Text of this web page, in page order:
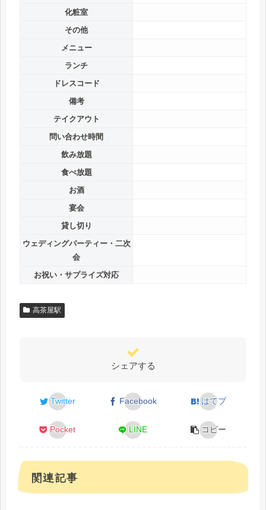
化粧室
その他
メニュー
ランチ
ドレスコード
備考
テイクアウト
問い合わせ時間
飲み放題
食べ放題
お酒
宴会
貸し切り
ウェディングパーティー・二次
会
お祝い・サプライズ対応
高茶屋駅
シェアする
Twitter Facebook はてブ
Pocket LINE コピー
関連記事